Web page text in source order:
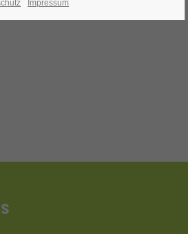
Impressum